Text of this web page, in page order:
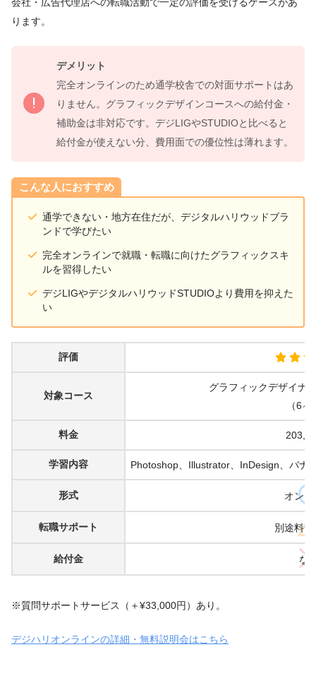
ります。
デメリット
完全オンラインのため通学校舎での対面サポートはあ
りません。グラフィックデザインコースへの給付金・
補助金は非対応です。デジLIGやSTUDIOと比べると
給付金が使えない分、費用面での優位性は薄れます。
こんな人におすすめ
通学できない・地方在住だが、デジタルハリウッドブラ
ンドで学びたい
完全オンラインで就職・転職に向けたグラフィックスキ
ルを習得したい
デジLIGやデジタルハリウッドSTUDIOより費用を抑えた
い
評価
対象コース
グラフィックデザイナ
（6ヶ
料金
学習内容 Photoshop、Illustrator、InDesign、バナ
形式 オンラ
転職サポート 別途料
給付金 な
※質問サポートサービス（＋¥33,000円）あり。
デジハリオンラインの詳細・無料説明会はこちら